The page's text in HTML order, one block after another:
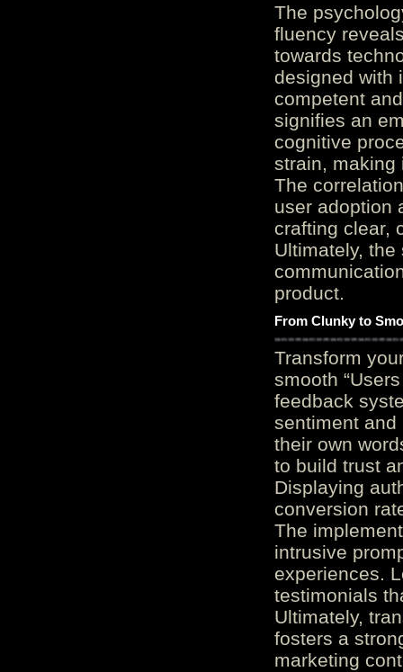
The
fluency
towards
designed with
competent
signifies an
cognitive
strain, making
The
user adoption
crafting clear,
Ultimately,
product.
From Clunky to
Transform
smooth
feedback
sentiment and
their own
to build trust
Displaying
conversion
The
intrusive
experiences.
testimonials
Ultimately,
fosters a
marketing